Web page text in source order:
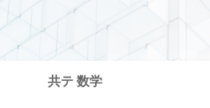
共テ 数学